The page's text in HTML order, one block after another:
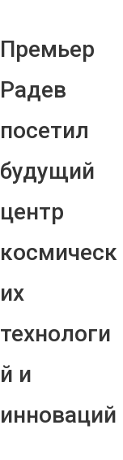
Премьер
Радев
посетил
будущий
центр
космическ
их
технологи
й и
инноваций